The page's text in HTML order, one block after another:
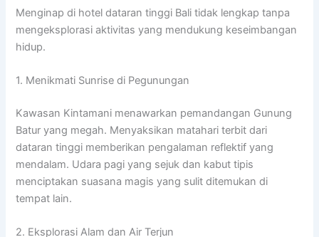
Menginap di hotel dataran tinggi Bali tidak lengkap tanpa
mengeksplorasi aktivitas yang mendukung keseimbangan
hidup.
1. Menikmati Sunrise di Pegunungan
Kawasan Kintamani menawarkan pemandangan Gunung
Batur yang megah. Menyaksikan matahari terbit dari
dataran tinggi memberikan pengalaman reflektif yang
mendalam. Udara pagi yang sejuk dan kabut tipis
menciptakan suasana magis yang sulit ditemukan di
tempat lain.
2. Eksplorasi Alam dan Air Terjun